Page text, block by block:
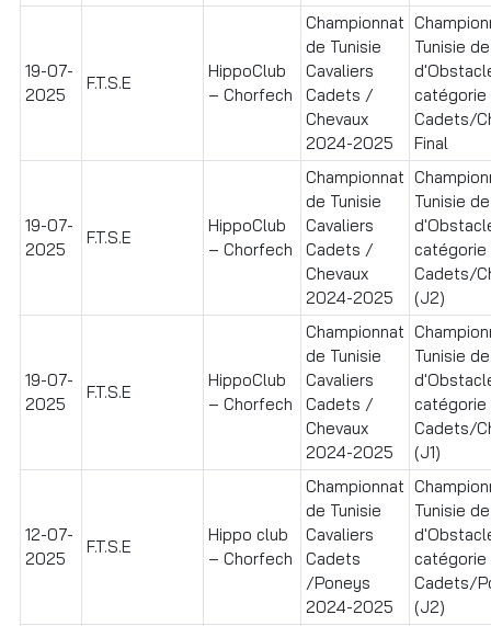
19-07-
2025
F.T.S.E
HippoClub
– Chorfech
Championnat
de Tunisie
Cavaliers
Cadets /
Chevaux
2024-2025
Tunisie
catégorie
Cadets/
Final
19-07-
2025
F.T.S.E
HippoClub
– Chorfech
Championnat
de Tunisie
Cavaliers
Cadets /
Chevaux
2024-2025
Tunisie
catégorie
Cadets/
(J2)
19-07-
2025
F.T.S.E
HippoClub
– Chorfech
Championnat
de Tunisie
Cavaliers
Cadets /
Chevaux
2024-2025
Tunisie
catégorie
Cadets/
(J1)
12-07-
2025
F.T.S.E
Hippo club
– Chorfech
Championnat
de Tunisie
Cavaliers
Cadets
/Poneys
2024-2025
Tunisie
catégorie
Cadets/
(J2)